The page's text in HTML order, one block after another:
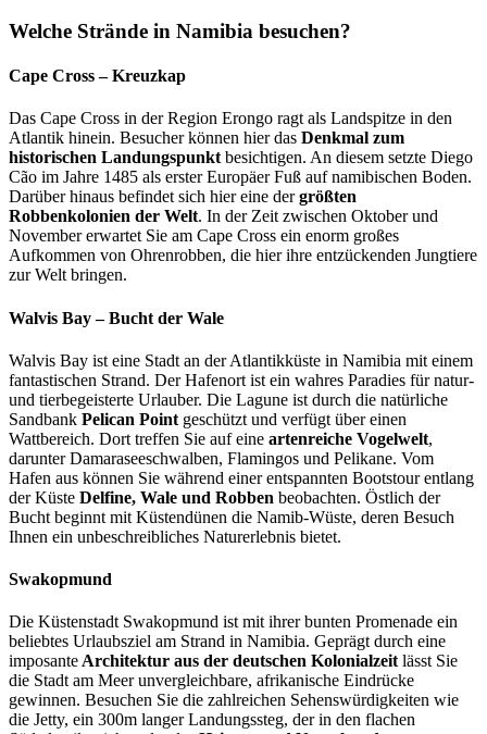
Welche Strände in Namibia besuchen?
Cape Cross – Kreuzkap
Das Cape Cross in der Region Erongo ragt als Landspitze in den
Atlantik hinein. Besucher können hier das Denkmal zum
historischen Landungspunkt besichtigen. An diesem setzte Diego
Cão im Jahre 1485 als erster Europäer Fuß auf namibischen Boden.
Darüber hinaus befindet sich hier eine dergrößten
Robbenkolonien der Welt. In der Zeit zwischen Oktober und
November erwartet Sie am Cape Cross ein enorm großes
Aufkommen von Ohrenrobben, die hier ihre entzückenden Jungtiere
zur Welt bringen.
Walvis Bay – Bucht der Wale
Walvis Bay ist eine Stadt an der Atlantikküste in Namibia mit einem
fantastischen Strand. Der Hafenort ist ein wahres Paradies für natur-
und tierbegeisterte Urlauber. Die Lagune ist durch die natürliche
Sandbank Pelican Point geschützt und verfügt über einen
Wattbereich. Dort treffen Sie auf eine artenreiche Vogelwelt,
darunter Damaraseeschwalben, Flamingos und Pelikane. Vom
Hafen aus können Sie während einer entspannten Bootstour entlang
der Küste Delfine, Wale und Robben beobachten. Östlich der
Bucht beginnt mit Küstendünen die Namib-Wüste, deren Besuch
Ihnen ein unbeschreibliches Naturerlebnis bietet.
Swakopmund
Die Küstenstadt Swakopmund ist mit ihrer bunten Promenade ein
beliebtes Urlaubsziel am Strand in Namibia. Geprägt durch eine
imposante Architektur aus der deutschen Kolonialzeit lässt Sie
die Stadt am Meer unvergleichbare, afrikanische Eindrücke
gewinnen. Besuchen Sie die zahlreichen Sehenswürdigkeiten wie
die Jetty, ein 300m langer Landungssteg, der in den flachen